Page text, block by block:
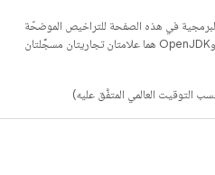
في هذه الصفحة للتراخيص الموضحّة
. إنّ Java وOpenJDK هما علامتان تجاريتان مسجَّلتان